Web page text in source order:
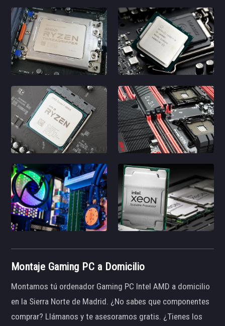
Montaje Gaming PC a Domicilio
Montamos tú ordenador Gaming PC Intel AMD a domicilio
en la Sierra Norte de Madrid. ¿No sabes que componentes
comprar? Llámanos y te asesoramos gratis. ¿Tienes los